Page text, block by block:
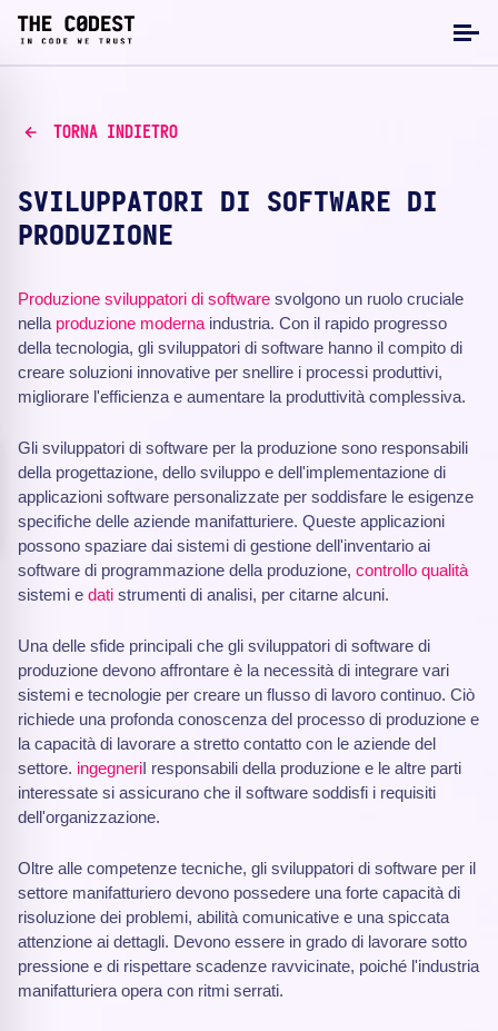
TORNA INDIETRO
SVILUPPATORI DI SOFTWARE DI
PRODUZIONE
Produzione sviluppatori di software svolgono un ruolo cruciale
nella produzione moderna industria. Con il rapido progresso
della tecnologia, gli sviluppatori di software hanno il compito di
creare soluzioni innovative per snellire i processi produttivi,
migliorare l'efficienza e aumentare la produttività complessiva.
Gli sviluppatori di software per la produzione sono responsabili
della progettazione, dello sviluppo e dell'implementazione di
applicazioni software personalizzate per soddisfare le esigenze
specifiche delle aziende manifatturiere. Queste applicazioni
possono spaziare dai sistemi di gestione dell'inventario ai
software di programmazione della produzione, controllo qualità
sistemi e dati strumenti di analisi, per citarne alcuni.
Una delle sfide principali che gli sviluppatori di software di
produzione devono affrontare è la necessità di integrare vari
sistemi e tecnologie per creare un flusso di lavoro continuo. Ciò
richiede una profonda conoscenza del processo di produzione e
la capacità di lavorare a stretto contatto con le aziende del
settore. ingegneriI responsabili della produzione e le altre parti
interessate si assicurano che il software soddisfi i requisiti
dell'organizzazione.
Oltre alle competenze tecniche, gli sviluppatori di software per il
settore manifatturiero devono possedere una forte capacità di
risoluzione dei problemi, abilità comunicative e una spiccata
attenzione ai dettagli. Devono essere in grado di lavorare sotto
pressione e di rispettare scadenze ravvicinate, poiché l'industria
manifatturiera opera con ritmi serrati.